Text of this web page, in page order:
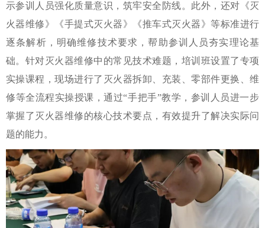
示参训人员强化质量意识，筑牢安全防线。此外，还对《灭
火器维修》《手提式灭火器》《推车式灭火器》等标准进行
逐条解析，明确维修技术要求，帮助参训人员夯实理论基
础。针对灭火器维修中的常见技术难题，培训班设置了专项
实操课程，现场进行了灭火器拆卸、充装、零部件更换、维
修等全流程实操授课，通过“手把手”教学，参训人员进一步
掌握了灭火器维修的核心技术要点，有效提升了解决实际问
题的能力。